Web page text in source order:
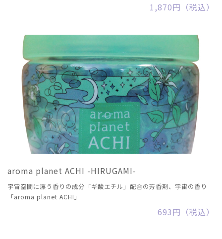
1,870円（税込）
aroma planet ACHI -HIRUGAMI-
宇宙空間に漂う香りの成分「ギ酸エチル」配合の芳香剤、宇宙の香り
「aroma planet ACHI」
693円（税込）